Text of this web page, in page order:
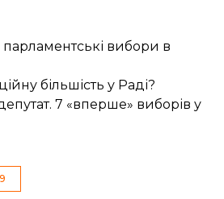
парламентські вибори в
більшість у Раді?
7 «вперше» виборів у